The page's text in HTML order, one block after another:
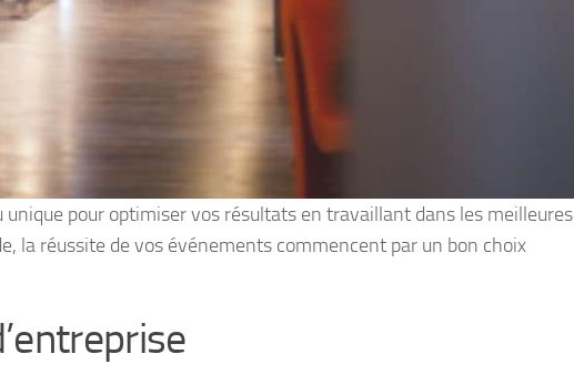
pour optimiser vos résultats en travaillant dans les meilleures
la réussite de vos événements commencent par un bon choix